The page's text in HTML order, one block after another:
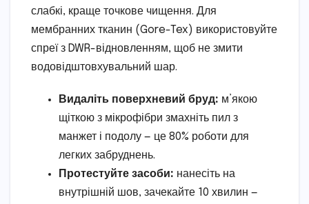
слабкі, краще точкове чищення. Для
мембранних тканин (Gore-Tex) використовуйте
спреї з DWR-відновленням, щоб не змити
водовідштовхувальний шар.
Видаліть поверхневий бруд: м’якою
щіткою з мікрофібри змахніть пил з
манжет і подолу — це 80% роботи для
легких забруднень.
Протестуйте засоби: нанесіть на
внутрішній шов, зачекайте 10 хвилин —